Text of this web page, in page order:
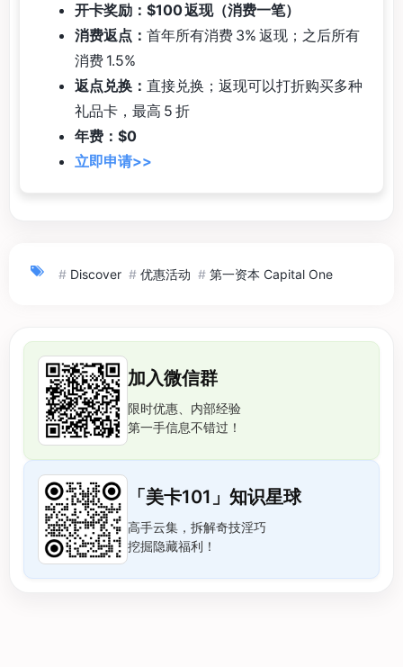
开卡奖励：$100 返现（消费一笔）
消费返点： 首年所有消费 3% 返现；之后所有
消费 1.5%
返点兑换： 直接兑换；返现可以打折购买多种
礼品卡，最高 5 折
年费：$0
立即申请>>
# Discover # 优惠活动 # 第一资本 Capital One
加入微信群
限时优惠、内部经验
第一手信息不错过！
「美卡101」知识星球
高手云集，拆解奇技淫巧
挖掘隐藏福利！